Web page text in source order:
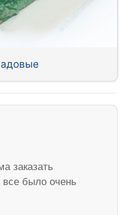
заказать
было очень